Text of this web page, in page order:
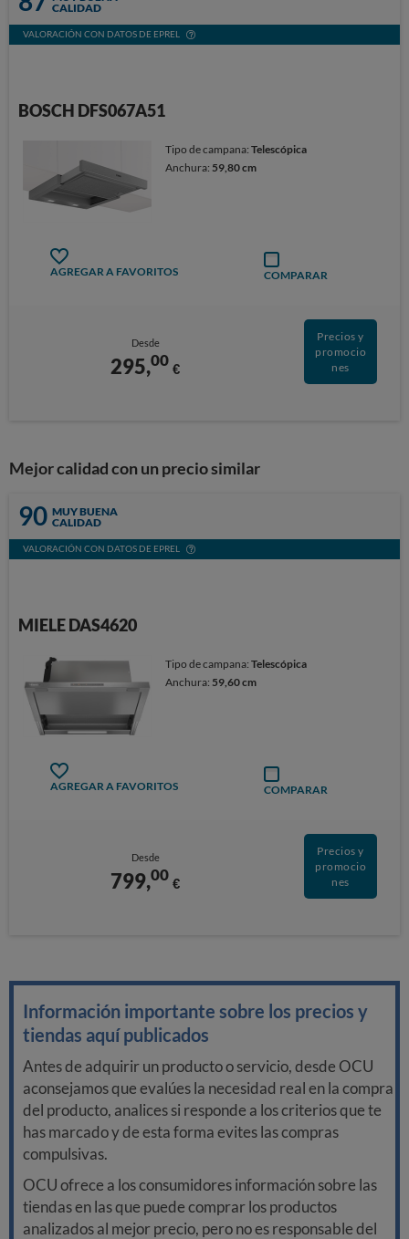
CALIDAD
VALORACIÓN CON DATOS DE EPREL
BOSCH DFS067A51
Tipo de campana:Telescópica
Anchura: 59,80 cm
AGREGAR A FAVORITOS COMPARAR
Desde
295,00 €
Precios y
promocio
nes
Mejor calidad con un precio similar
90 MUY BUENA
CALIDAD
VALORACIÓN CON DATOS DE EPREL
MIELE DAS4620
Tipo de campana:Telescópica
Anchura: 59,60 cm
AGREGAR A FAVORITOS COMPARAR
Desde
799,00 €
Precios y
promocio
nes
Información importante sobre los precios y
tiendas aquí publicados
Antes de adquirir un producto o servicio, desde OCU
aconsejamos que evalúes la necesidad real en la compra
del producto, analices si responde a los criterios que te
has marcado y de esta forma evites las compras
compulsivas.
OCU ofrece a los consumidores información sobre las
tiendas en las que puede comprar los productos
analizados al mejor precio, pero no es responsable del